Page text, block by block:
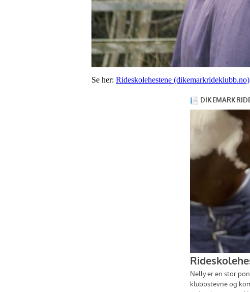
Se her: Rideskolehestene (dikemarkrideklubb.no)